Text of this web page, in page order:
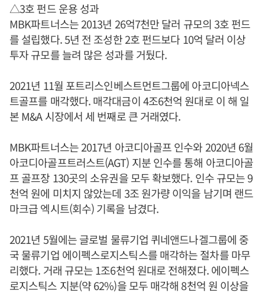
△3호 펀드 운용 성과
MBK파트너스는 2013년 26억7천만 달러 규모의 3호 펀드
를 설립했다. 5년 전 조성한 2호 펀드보다 10억 달러 이상
투자 규모를 늘려 많은 성과를 거뒀다.
2021년 11월 포트리스인베스트먼트그룹에 아코디아넥스
트골프를 매각했다. 매각대금이 4조6천억 원대로 이 해 일
본 M&A 시장에서 세 번째로 큰 거래였다.
MBK파트너스는 2017년 아코디아골프 인수와 2020년 6월
아코디아골프트러스트(AGT) 지분 인수를 통해 아코디아골
프 골프장 130곳의 소유권을 모두 확보했다. 인수 규모는 9
천억 원에 미치지 않았는데 3조 원가량 이익을 남기며 랜드
마크급 엑시트(회수) 기록을 남겼다.
2021년 5월에는 글로벌 물류기업 퀴네앤드나겔그룹에 중
국 물류기업 에이펙스로지스틱스를 매각하는 절차를 마무
리했다. 거래 규모는 1조6천억 원대로 전해졌다. 에이펙스
로지스틱스 지분(약 62%)을 모두 매각해 8천억 원 이상을